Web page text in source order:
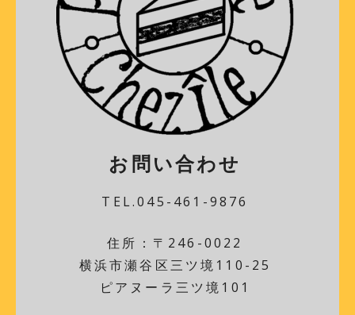
お問い合わせ
TEL.045-461-9876
住所：〒246-0022
横浜市瀬谷区三ツ境110-25
ピアヌーラ三ツ境101